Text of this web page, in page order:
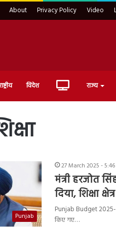
About Privacy Policy Video
विदेश Live राज्य
Punjab
27 March 2025 - 5:46
मंत्री हरजोत
दिया, शिक्षा
Punjab Budget 2025-
किए गए…